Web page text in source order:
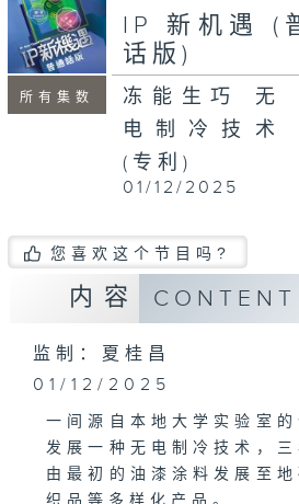
seconds
所有集数
IP 新机遇 (
话版)
冻能生巧 无
电制冷技术
(专利)
01/12/2025
您喜欢这个节目吗?
内容 CONTENT
监制：夏桂昌
01/12/2025
一间源自本地大学实验室
发展一种无电制冷技术，三
由最初的油漆涂料发展至